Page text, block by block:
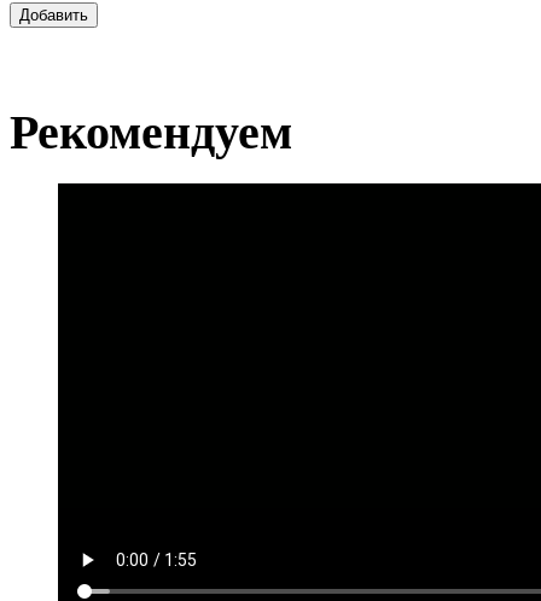
Добавить
Рекомендуем